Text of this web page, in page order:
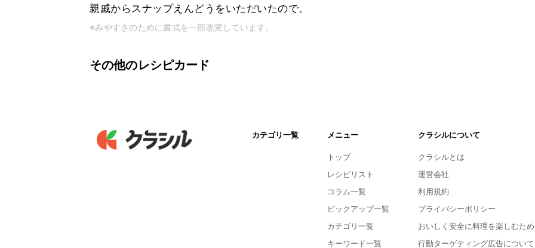
親戚からスナップえんどうをいただいたので。
※みやすさのために書式を一部改変しています。
その他のレシピカード
カテゴリ一覧 メニュー
トップ
レシピリスト
コラム一覧
ピックアップ一覧
カテゴリ一覧
キーワード一覧
クラシルについて
クラシルとは
運営会社
利用規約
プライバシーポリシー
おいしく安全に料理を楽しむため
行動ターゲティング広告について